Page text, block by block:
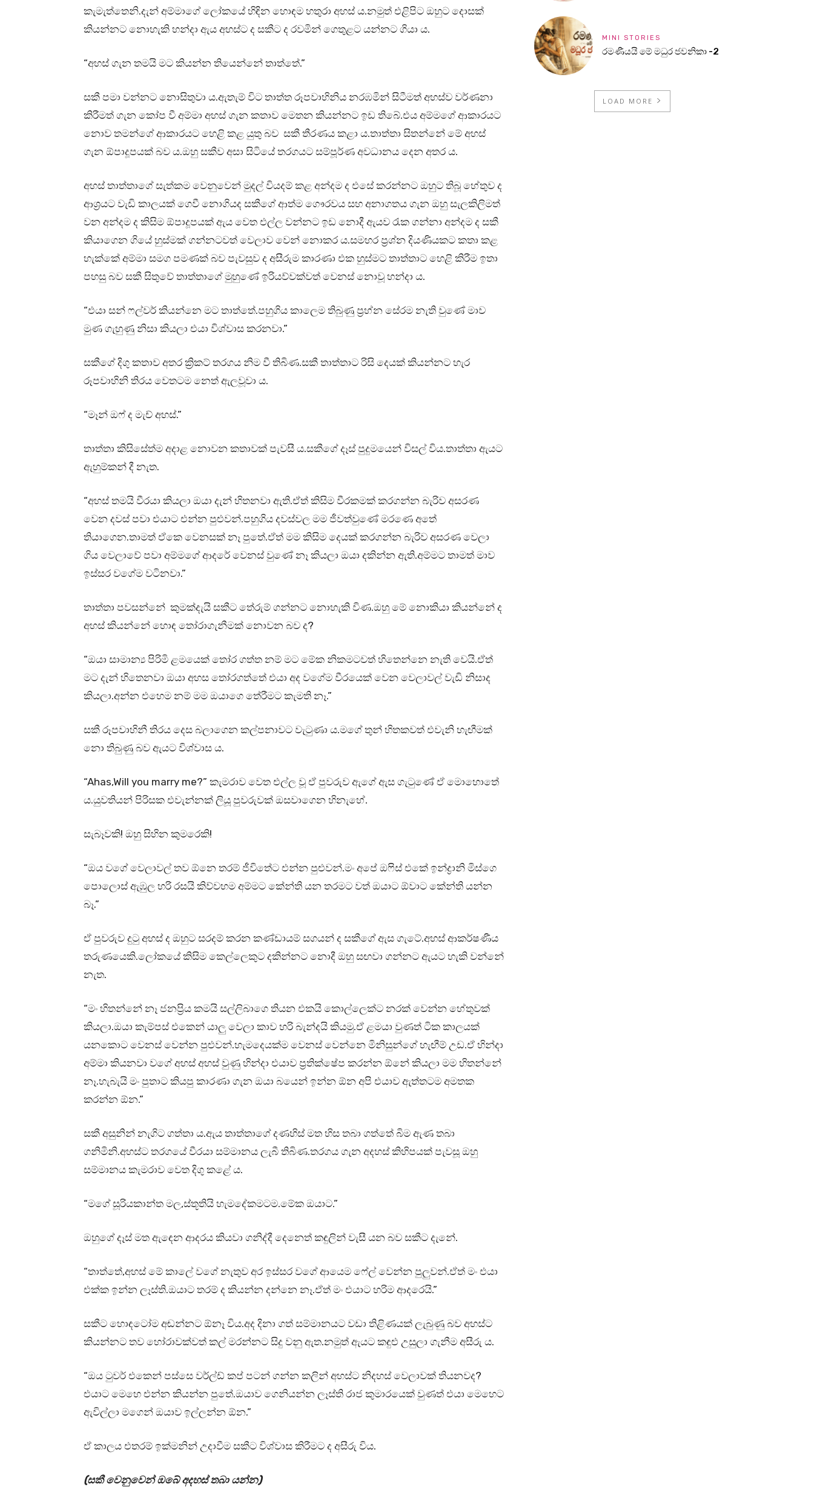
කැමැත්තෙනි.දැන් අම්මාගේ ලෝකයේ හිඳින හොඳම හතුරා අහස් ය.නමුත් එළිපිට ඔහුට දොසක්
කියන්නට නොහැකි හන්දා ඇය අහස්ට ද සකීට ද රවමින් ගෙතුළට යන්නට ගියා ය.
“අහස් ගැන තමයි මට කියන්න තියෙන්නේ තාත්තේ.”
සකී පමා වන්නට නොසිතුවා ය.ඇතැම් විට තාත්ත රූපවාහිනිය නරඹමින් සිටීමත් අහස්ව වර්ණනා
කිරීමත් ගැන කෝප වී අම්මා අහස් ගැන කතාව මෙතන කියන්නට ඉඩ තිබේ.එය අම්මගේ ආකාරයට
නොව තමන්ගේ ආකාරයට හෙළි කළ යුතු බව සකී තීරණය කළා ය.තාත්තා සිතන්නේ මේ අහස්
ගැන ඕපාදූපයක් බව ය.ඔහු සකීව අසා සිටියේ තරගයට සම්පූර්ණ අවධානය දෙන අතර ය.
අහස් තාත්තාගේ සැත්කම වෙනුවෙන් මුදල් වියදම් කළ අන්දම ද එසේ කරන්නට ඔහුට තිබූ හේතුව ද
ආශ්‍රයට වැඩි කාලයක් ගෙවී නොගියද සකීගේ ආත්ම ගෞරවය සහ අනාගතය ගැන ඔහු සැලකිලිමත්
වන අන්දම ද කිසිම ඕපාදූපයක් ඇය වෙත එල්ල වන්නට ඉඩ නොදී ඇයව රැක ගන්නා අන්දම ද සකී
කියාගෙන ගියේ හුස්මක් ගන්නටවත් වෙලාව වෙන් නොකර ය.සමහර ප්‍රශ්න දියණියකට කතා කළ
හැක්කේ අම්මා සමග පමණක් බව පැවසුව ද අසීරුම කාරණා එක හුස්මට තාත්තාට හෙළි කිරීම ඉතා
පහසු බව සකී සිතුවේ තාත්තාගේ මුහුණේ ඉරියව්වක්වත් වෙනස් නොවූ හන්දා ය.
“එයා සන් ෆල්වර් කියන්නෙ මට තාත්තේ.පහුගිය කාලෙම තිබුණු ප්‍රහ්න සේරම නැති වුණේ මාව
මුණ ගැහුණු නිසා කියලා එයා විශ්වාස කරනවා.”
සකීගේ දිගු කතාව අතර ක්‍රිකට් තරගය නිම වී තිබිණ.සකී තාත්තාට රිසි දෙයක් කියන්නට හැර
රූපවාහිනි තිරය වෙතටම නෙත් ඇලවූවා ය.
“මෑන් ඔෆ් ද මැච් අහස්.”
තාත්තා කිසිසේත්ම අදාළ නොවන කතාවක් පැවසී ය.සකීගේ දෑස් පුදුමයෙන් විසල් විය.තාත්තා ඇයට
ඇහුම්කන් දී නැත.
“අහස් තමයි වීරයා කියලා ඔයා දැන් හිතනවා ඇති.ඒත් කිසිම වීරකමක් කරගන්න බැරිව අසරණ
වෙන දවස් පවා එයාට එන්න පුළුවන්.පහුගිය දවස්වල මම ජීවත්වුණේ මරණෙ අතේ
තියාගෙන.තාමත් ඒකෙ වෙනසක් නෑ පුතේ.ඒත් මම කිසිම දෙයක් කරගන්න බැරිව අසරණ වෙලා
ගිය වෙලාවේ පවා අම්මගේ ආදරේ වෙනස් වුණේ නෑ කියලා ඔයා දකින්න ඇති.අම්මට තාමත් මාව
ඉස්සර වගේම වටිනවා.”
තාත්තා පවසන්නේ කුමක්දැයි සකීට තේරුම් ගන්නට නොහැකි විණ.ඔහු මේ නොකියා කියන්නේ ද
අහස් කියන්නේ හොඳ තෝරාගැනීමක් නොවන බව ද?
“ඔයා සාමාන්‍ය පිරිමි ළමයෙක් තෝර ගත්ත නම් මට මේක නිකමටවත් හිතෙන්නෙ නැති වෙයි.ඒත්
මට දැන් හිතෙනවා ඔයා අහස තෝරගත්තේ එයා අද වගේම වීරයෙක් වෙන වෙලාවල් වැඩි නිසාද
කියලා.අන්න එහෙම නම් මම ඔයාගෙ තේරීමට කැමති නෑ.”
සකී රූපවාහිනී තිරය දෙස බලාගෙන කල්පනාවට වැටුණා ය.මගේ තුන් හිතකවත් එවැනි හැඟීමක්
නො තිබුණු බව ඇයට විශ්වාස ය.
“Ahas,Will you marry me?” කැමරාව වෙත එල්ල වූ ඒ පුවරුව ඇගේ ඇස ගැටුණේ ඒ මොහොතේ
ය.යුවතියන් පිරිසක එවැන්නක් ලියූ පුවරුවක් ඔසවාගෙන හිනැහේ.
සැබෑවකි! ඔහු සිහින කුමරෙකි!
“ඔය වගේ වෙලාවල් තව ඕනෙ තරම් ජීවිතේට එන්න පුළුවන්.මං අපේ ඔෆිස් එකේ ඉන්ද්‍රානි මිස්ගෙ
පොලොස් ඇඹුල හරි රසයි කිව්වහම අම්මට කේන්ති යන තරමට වත් ඔයාට ඕවාට කේන්ති යන්න
බෑ.”
ඒ පුවරුව දුටු අහස් ද ඔහුට සරදම් කරන කණ්ඩායම් සගයන් ද සකීගේ ඇස ගැටේ.අහස් ආකර්ෂණීය
තරුණයෙකි.ලෝකයේ කිසිම කෙල්ලෙකුට දකින්නට නොදී ඔහු සඟවා ගන්නට ඇයට හැකි වන්නේ
නැත.
“මං හිතන්නේ නෑ ජනප්‍රිය කමයි සල්ලිබාගෙ තියන එකයි කොල්ලෙක්ට නරක් වෙන්න හේතුවක්
කියලා.ඔයා කැම්පස් එකෙන් යාලු වෙලා කාව හරි බැන්දයි කියමු.ඒ ළමයා වුණත් ටික කාලයක්
යනකොට වෙනස් වෙන්න පුළුවන්.හැමදෙයක්ම වෙනස් වෙන්නෙ මිනිසුන්ගේ හැඟීම් උඩ.ඒ හින්දා
අම්මා කියනවා වගේ අහස් අහස් වුණු හින්දා එයාව ප්‍රතික්ෂේප කරන්න ඕනේ කියලා මම හිතන්නේ
නෑ.හැබැයි මං පුතාට කියපු කාරණා ගැන ඔයා බයෙන් ඉන්න ඕන අපි එයාව ඇත්තටම අමතක
කරන්න ඕන.”
සකී අසුනින් නැගිට ගත්තා ය.ඇය තාත්තාගේ දණහිස් මත හිස තබා ගත්තේ බිම ඇණ තබා
ගනිමිනි.අහස්ට තරගයේ වීරයා සම්මානය ලැබී තිබිණ.තරගය ගැන අදහස් කිහිපයක් පැවසූ ඔහු
සම්මානය කැමරාව වෙත දිගු කළේ ය.
“මගේ සූරියකාන්ත මල,ස්තූතියි හැමදේකමටම.මේක ඔයාට.”
ඔහුගේ දෑස් මත ඇඳෙන ආදරය කියවා ගනිද්දී දෙනෙත් කඳුලින් වැසී යන බව සකීට දැනේ.
“තාත්තේ,අහස් මේ කාලේ වගේ නැතුව අර ඉස්සර වගේ ආයෙම ෆේල් වෙන්න පුලුවන්.ඒත් මං එයා
එක්ක ඉන්න ලෑස්ති.ඔයාට තරම් ද කියන්න දන්නෙ නෑ.ඒත් මං එයාට හරිම ආදරෙයි.”
සකීට හොඳටෝම අඬන්නට ඕනෑ විය.අද දිනා ගත් සම්මානයට වඩා තිළිණයක් ලැබුණු බව අහස්ට
කියන්නට තව හෝරාවක්වත් කල් මරන්නට සිදු වනු ඇත.නමුත් ඇයට කඳුළු උසුලා ගැනීම අසීරු ය.
“ඔය ටුවර් එකෙන් පස්සෙ වර්ල්ඩ් කප් පටන් ගන්න කලින් අහස්ට නිදහස් වෙලාවක් තියනවද?
එයාට මෙහෙ එන්න කියන්න පුතේ.ඔයාව ගෙනියන්න ලෑස්ති රාජ කුමාරයෙක් වුණත් එයා මෙහෙට
ඇවිල්ලා මගෙන් ඔයාව ඉල්ලන්න ඕන.”
ඒ කාලය එතරම් ඉක්මනින් උදාවීම සකීට විශ්වාස කිරීමට ද අසීරු විය.
(සකී වෙනුවෙන් ඔබේ අදහස් තබා යන්න)
MINI STORIES
රමණීයයි මේ මධුර ජවනිකා -2
LOAD MORE